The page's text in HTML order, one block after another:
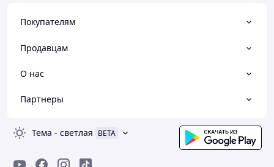
Покупателям
Продавцам
О нас
Партнеры
Тема - светлая BETA